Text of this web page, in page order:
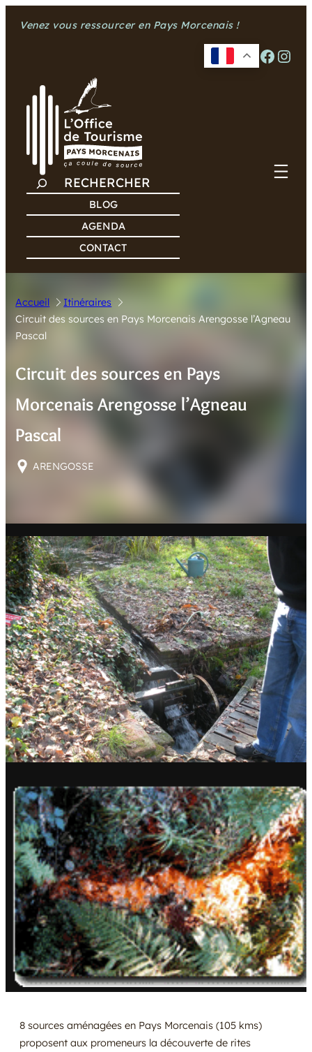
Venez vous ressourcer en Pays Morcenais !
Facebook Instagram
C
H
R
H
E
R
BLOG
AGENDA
CONTACT
Accueil
Itinéraires
Circuit des sources en Pays Morcenais Arengosse l’Agneau
Pascal
Circuit des sources en Pays
Morcenais Arengosse l’Agneau
Pascal
ARENGOSSE
8 sources aménagées en Pays Morcenais (105 kms)
proposent aux promeneurs la découverte de rites